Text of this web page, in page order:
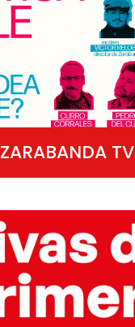
ZARABANDA TV